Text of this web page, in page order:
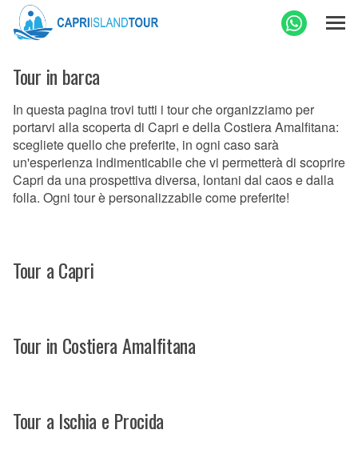
Tour in barca
In questa pagina trovi tutti i tour che organizziamo per
portarvi alla scoperta di Capri e della Costiera Amalfitana:
scegliete quello che preferite, in ogni caso sarà
un'esperienza indimenticabile che vi permetterà di scoprire
Capri da una prospettiva diversa, lontani dal caos e dalla
folla. Ogni tour è personalizzabile come preferite!
Tour a Capri
Tour in Costiera Amalfitana
Tour a Ischia e Procida